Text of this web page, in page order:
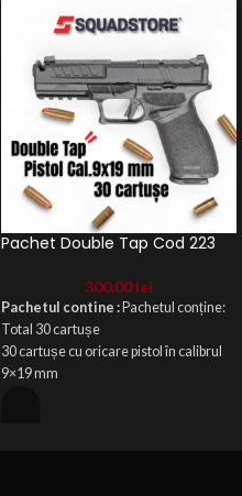
Pachet Double Tap Cod 223
300.00lei
Pachetul contine : Pachetul conține:
Total 30cartușe
30cartușecu oricare pistolîn calibrul
9×19 mm